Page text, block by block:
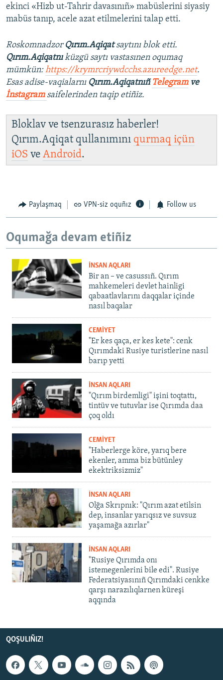
ekinci «Hizb ut-Tahrir davasınıñ» mabüslerini siyasiy
mabüs tanıp, acele azat etilmelerini talap etti.
Roskomnadzor Qırım.Aqiqatsaytını blok etti.
Qırım.Aqiqatnıküzgü saytı vastasınen oqumaq
mümkün:https://krymrcriywdcchs.azureedge.net.
Esas adise-vaqialarnı Qırım.Aqiqatnıñ Telegramve
İnstagram saifelerinden taqip etiñiz.
Bloklav ve tsenzurasız haberler!
Qırım.Aqiqat qullanımını qurmaq içün
iOS ve Android.
Paylaşmaq VPN-siz oquñız Follow us
Oqumağa devam etiñiz
İNSAN AQLARI
Bir an – ve casussıñ. Qırım
mahkemeleri devlet hainligi
qabaatlavlarını daqqalar içinde
nasıl baqalar
CEMİYET
"Er kes qaça, er kes kete": cenk
Qırımdaki Rusiye turistlerine nasıl
barıp yetti
İNSAN AQLARI
"Qırım birdemligi" işini toqtattı,
tintüv ve tutuvlar ise Qırımda daa
çoq oldı
CEMİYET
"Haberlerge köre, yarıq bere
ekenler, amma biz bütünley
ekektriksizmiz"
İNSAN AQLARI
Olğa Skrıpnık: "Qırım azat etilsin
dep, insanlar yarıqsız ve suvsuz
yaşamağa azırlar"
İNSAN AQLARI
"Rusiye Qırımda onı
istemegenlerini bile edi". Rusiye
Federatsiyasınıñ Qırımdaki cenkke
qarşı narazılıqlarnen küreşi
aqqında
QOŞULIÑIZ!